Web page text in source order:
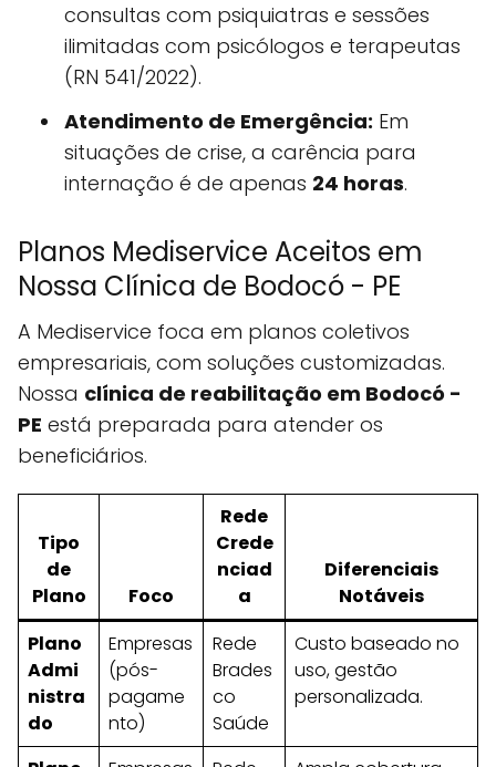
consultas com psiquiatras e sessões
ilimitadas com psicólogos e terapeutas
(RN 541/2022).
Atendimento de Emergência: Em
situações de crise, a carência para
internação é de apenas 24 horas.
Planos Mediservice Aceitos em
Nossa Clínica de Bodocó - PE
A Mediservice foca em planos coletivos
empresariais, com soluções customizadas.
Nossa clínica de reabilitação em Bodocó -
PE está preparada para atender os
beneficiários.
Tipo
de
Plano
Foco
Rede
Crede
nciad
a
Diferenciais
Notáveis
Plano
Admi
nistra
do
Empresas
(pós-
pagame
nto)
Rede
Brades
co
Saúde
Custo baseado no
uso, gestão
personalizada.